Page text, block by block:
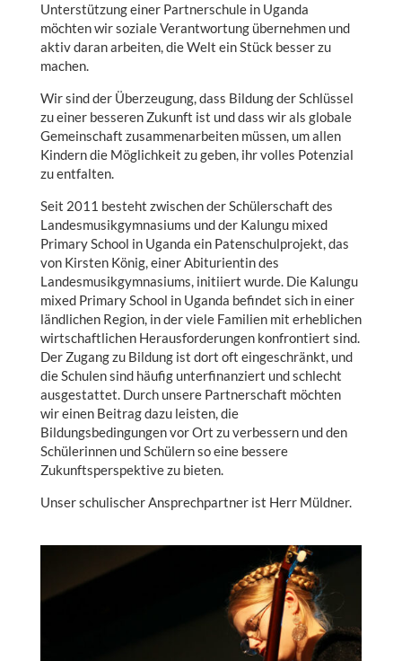
Unterstützung einer Partnerschule in Uganda
möchten wir soziale Verantwortung übernehmen und
aktiv daran arbeiten, die Welt ein Stück besser zu
machen.
Wir sind der Überzeugung, dass Bildung der Schlüssel
zu einer besseren Zukunft ist und dass wir als globale
Gemeinschaft zusammenarbeiten müssen, um allen
Kindern die Möglichkeit zu geben, ihr volles Potenzial
zu entfalten.
Seit 2011 besteht zwischen der Schülerschaft des
Landesmusikgymnasiums und der Kalungu mixed
Primary School in Uganda ein Patenschulprojekt, das
von Kirsten König, einer Abiturientin des
Landesmusikgymnasiums, initiiert wurde. Die Kalungu
mixed Primary School in Uganda befindet sich in einer
ländlichen Region, in der viele Familien mit erheblichen
wirtschaftlichen Herausforderungen konfrontiert sind.
Der Zugang zu Bildung ist dort oft eingeschränkt, und
die Schulen sind häufig unterfinanziert und schlecht
ausgestattet. Durch unsere Partnerschaft möchten
wir einen Beitrag dazu leisten, die
Bildungsbedingungen vor Ort zu verbessern und den
Schülerinnen und Schülern so eine bessere
Zukunftsperspektive zu bieten.
Unser schulischer Ansprechpartner ist Herr Müldner.